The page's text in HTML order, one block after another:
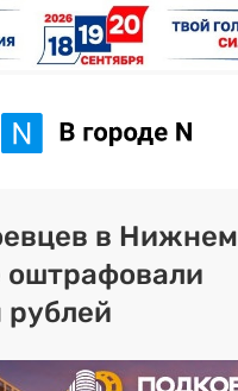
Новости
Статьи
Здоровье
BORЩ
в Нижнем
оштрафовали
рублей